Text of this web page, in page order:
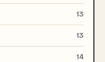
13
13
14